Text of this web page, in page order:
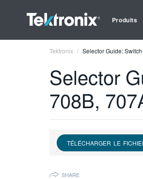
Produits
Tektronix Selector Guide:
Selector
708B,
TÉLÉCHARGER LE
SHARE